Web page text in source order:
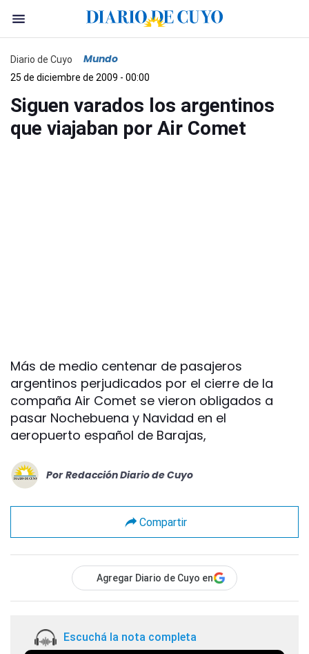
Diario de Cuyo Mundo
25 de diciembre de 2009 - 00:00
Siguen varados los argentinos
que viajaban por Air Comet
Más de medio centenar de pasajeros
argentinos perjudicados por el cierre de la
compaña Air Comet se vieron obligados a
pasar Nochebuena y Navidad en el
aeropuerto español de Barajas,
Por Redacción Diario de Cuyo
Compartir
Agregar Diario de Cuyo en
Escuchá la nota completa